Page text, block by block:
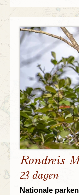
Rondreis
23 dagen
Nationale